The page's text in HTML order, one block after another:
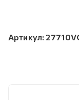
Артикул: